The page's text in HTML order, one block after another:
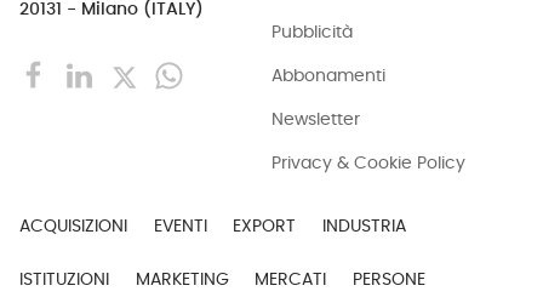
20131 - Milano (ITALY)
Pubblicità
Abbonamenti
Newsletter
Privacy & Cookie Policy
ACQUISIZIONI EVENTI EXPORT INDUSTRIA
ISTITUZIONI MARKETING MERCATI PERSONE